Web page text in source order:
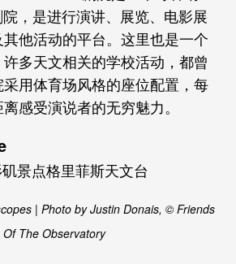
，是进行演讲、展览、电影展
他活动的平台。这里也是一个
多天文相关的学校活动，都曾
用体育场风格的座位配置，每
感受演说者的无穷魅力。
| Photo by Justin Donais, © Friends
Of The Observatory